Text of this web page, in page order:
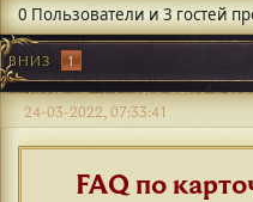
0 Пользователи и 3 гостей
ВНИЗ 1
24-03-2022, 07:33:41
FAQ по